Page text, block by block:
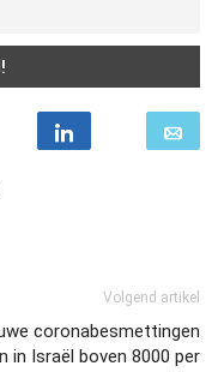
Volgend artikel
coronabesmettingen
in Israël boven 8000 per